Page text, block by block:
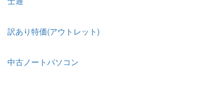
訳あり特価(アウトレット)
中古ノートパソコン